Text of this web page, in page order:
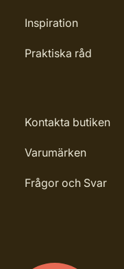
Inspiration
Praktiska råd
Kontakta butiken
Varumärken
Frågor och Svar